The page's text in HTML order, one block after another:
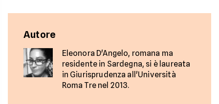
Autore
Eleonora D'Angelo, romana ma
residente in Sardegna, si è laureata
in Giurisprudenza all'Università
Roma Tre nel 2013.